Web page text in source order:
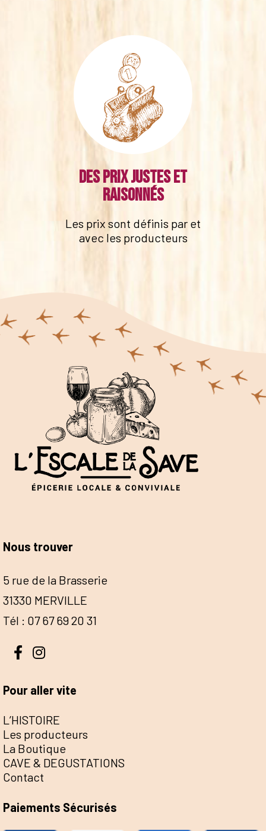
Des prix justes et
raisonnés
Les prix sont définis par et
avec les producteurs
Nous trouver
5 rue de la Brasserie
31330 MERVILLE
Tél : 07 67 69 20 31
Pour aller vite
L’HISTOIRE
Les producteurs
La Boutique
CAVE & DEGUSTATIONS
Contact
Paiements Sécurisés